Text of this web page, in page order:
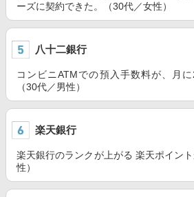
ーズに契約できた。（30代／女性）
八十二銀行
コンビニATMでの預入手数料が、月に
（30代／男性）
楽天銀行
楽天銀行のランクが上がる 楽天ポイン
性）